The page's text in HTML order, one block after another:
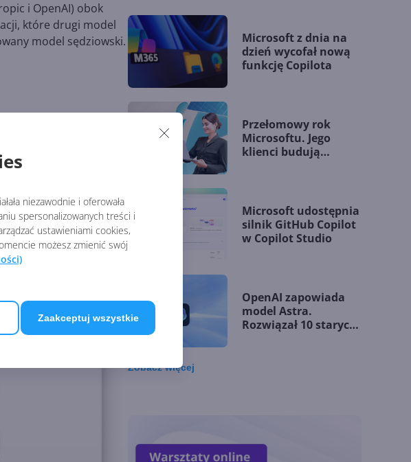
niezawodnie i oferowała
spersonalizowanych treści i
ustawieniami cookies,
możesz zmienić swój
Zaakceptuj wszystkie
i OpenAI) obok
które drugi model
model sędziowski.
Microsoft z dnia na
dzień wycofał nową
funkcję Copilota
Przełomowy rok
Microsoftu. Jego
klienci budują
Microsoft udostępnia
silnik GitHub Copilot
w Copilot Studio
OpenAI zapowiada
model Astra.
Rozwiązał 10 starych
Zobaczwięcej